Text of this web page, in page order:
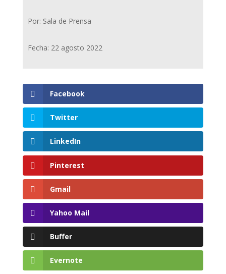
Por: Sala de Prensa
Fecha: 22 agosto 2022
Facebook
Twitter
LinkedIn
Pinterest
Gmail
Yahoo Mail
Buffer
Evernote